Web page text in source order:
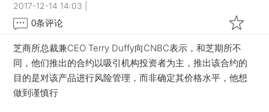
2017-12-14 14:03
0条评论
芝商所总裁兼CEO Terry Duffy向CNBC表示，和芝期所不
同，他们推出的合约以吸引机构投资者为主，推出该合约的
目的是对该产品进行风险管理，而非确定其价格水平，他想
做到谨慎行